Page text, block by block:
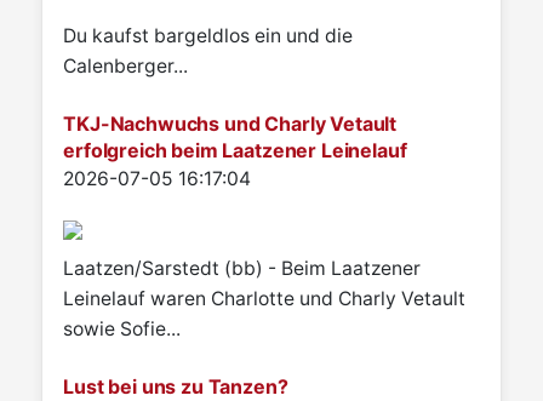
Du kaufst bargeldlos ein und die
Calenberger...
TKJ-Nachwuchs und Charly Vetault
erfolgreich beim Laatzener Leinelauf
Details
2026-07-05 16:17:04
Laatzen/Sarstedt (bb) - Beim Laatzener
Leinelauf waren Charlotte und Charly Vetault
sowie Sofie...
Lust bei uns zu Tanzen?